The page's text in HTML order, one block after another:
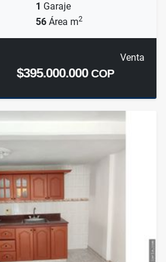
1 Garaje
56 Área m2
Venta
$395.000.000COP